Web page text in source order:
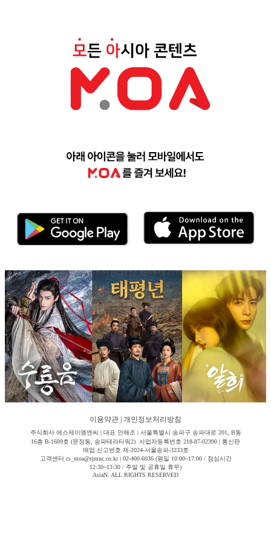
이용약관 개인정보처리방침
주식회사 에스제이엠엔씨 | 대표 안해조 | 서울특별시 송파구 송파대로 201, B동
16층 B-1609호 (문정동, 송파테라타워2) 사업자등록번호 218-87-02390 | 통신판
매업 신고번호 제-2024-서울송파-3233호
고객센터 cs_moa@sjmnc.co.kr | 02-400-6036 (평일 10:00~17:00 / 점심시간
12:30~13:30 / 주말 및 공휴일 휴무)
AsiaN. ALL RIGHTS RESERVED